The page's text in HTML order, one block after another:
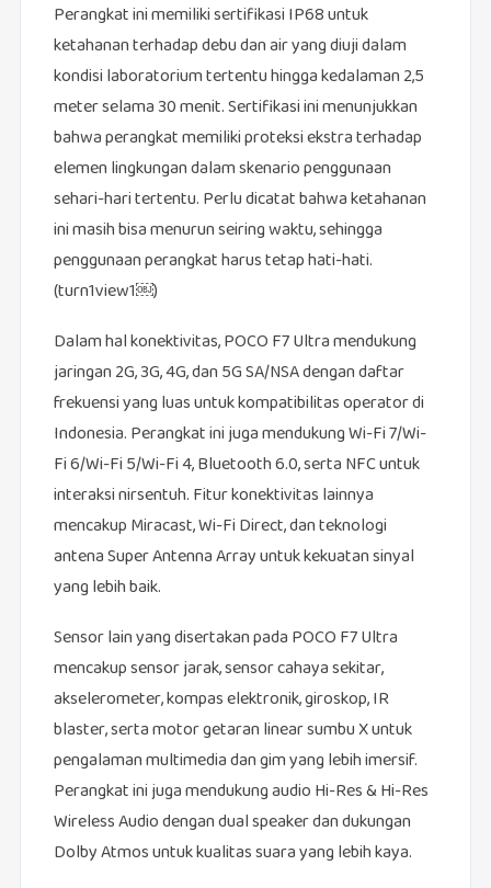
Perangkat ini memiliki sertifikasi IP68 untuk
ketahanan terhadap debu dan air yang diuji dalam
kondisi laboratorium tertentu hingga kedalaman 2,5
meter selama 30 menit. Sertifikasi ini menunjukkan
bahwa perangkat memiliki proteksi ekstra terhadap
elemen lingkungan dalam skenario penggunaan
sehari-hari tertentu. Perlu dicatat bahwa ketahanan
ini masih bisa menurun seiring waktu, sehingga
penggunaan perangkat harus tetap hati-hati.
(turn1view1￼)
Dalam hal konektivitas, POCO F7 Ultra mendukung
jaringan 2G, 3G, 4G, dan 5G SA/NSA dengan daftar
frekuensi yang luas untuk kompatibilitas operator di
Indonesia. Perangkat ini juga mendukung Wi-Fi 7/Wi-
Fi 6/Wi-Fi 5/Wi-Fi 4, Bluetooth 6.0, serta NFC untuk
interaksi nirsentuh. Fitur konektivitas lainnya
mencakup Miracast, Wi-Fi Direct, dan teknologi
antena Super Antenna Array untuk kekuatan sinyal
yang lebih baik.
Sensor lain yang disertakan pada POCO F7 Ultra
mencakup sensor jarak, sensor cahaya sekitar,
akselerometer, kompas elektronik, giroskop, IR
blaster, serta motor getaran linear sumbu X untuk
pengalaman multimedia dan gim yang lebih imersif.
Perangkat ini juga mendukung audio Hi-Res & Hi-Res
Wireless Audio dengan dual speaker dan dukungan
Dolby Atmos untuk kualitas suara yang lebih kaya.